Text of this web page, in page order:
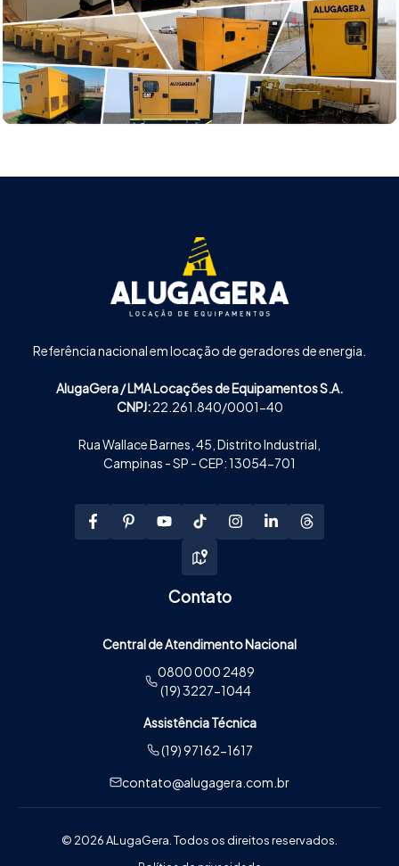
Referência nacional em locação de geradores de energia.
AlugaGera / LMA Locações de Equipamentos S.A.
CNPJ:22.261.840/0001-40
Rua Wallace Barnes, 45, Distrito Industrial,
Campinas - SP - CEP: 13054-701
Contato
Central de Atendimento Nacional
0800 000 2489
(19) 3227-1044
Assistência Técnica
(19) 97162-1617
contato@alugagera.com.br
© 2026 ALugaGera. Todos os direitos reservados.